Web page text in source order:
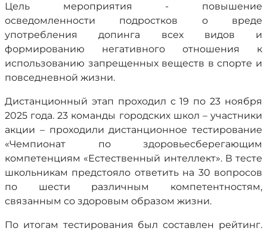
Цель мероприятия - повышение
осведомленности подростков о вреде
употребления допинга всех видов и
формированию негативного отношения к
использованию запрещенных веществ в спорте и
повседневной жизни.
Дистанционный этап проходил с 19 по 23 ноября
2025 года. 23 команды городских школ – участники
акции – проходили дистанционное тестирование
«Чемпионат по здоровьесберегающим
компетенциям «Естественный интеллект». В тесте
школьникам предстояло ответить на 30 вопросов
по шести различным компетентностям,
связанным со здоровым образом жизни.
По итогам тестирования был составлен рейтинг.